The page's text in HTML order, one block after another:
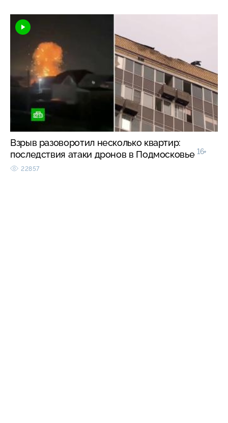
Взрыв разоворотил несколько квартир:
последствия атаки дронов в Подмосковье 16+
22857